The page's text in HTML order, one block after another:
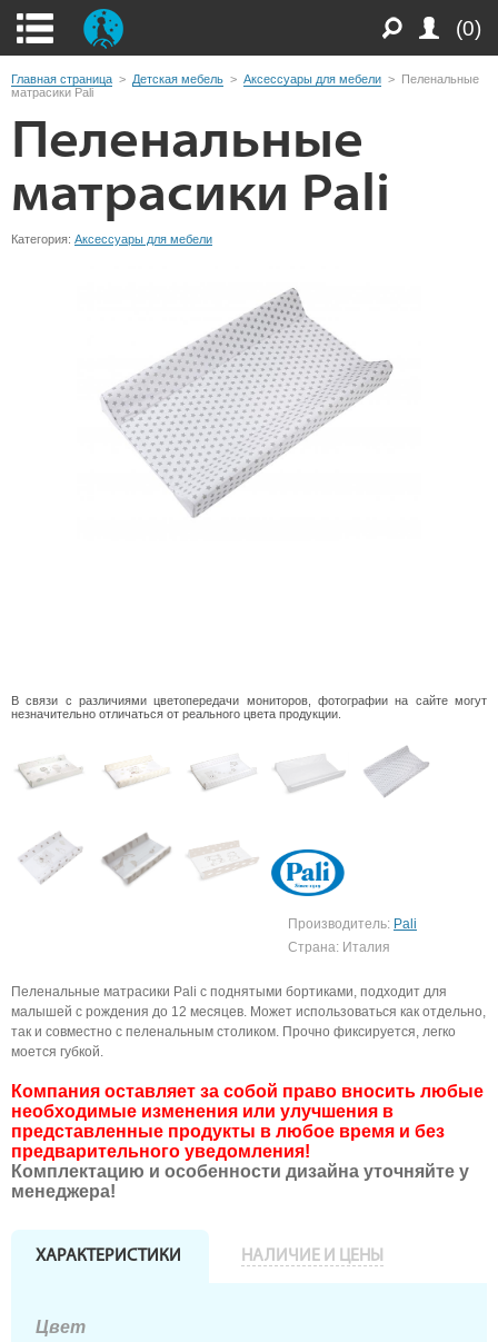
(0)
Главная страница > Детская мебель > Аксессуары для мебели > Пеленальные
матрасики Pali
Пеленальные
матрасики Pali
Категория: Аксессуары для мебели
В связи с различиями цветопередачи мониторов, фотографии на сайте могут
незначительно отличаться от реального цвета продукции.
Производитель: Pali
Страна: Италия
Пеленальные матрасики Pali с поднятыми бортиками, подходит для
малышей с рождения до 12 месяцев. Может использоваться как отдельно,
так и совместно с пеленальным столиком. Прочно фиксируется, легко
моется губкой.
Компания оставляет за собой право вносить любые
необходимые изменения или улучшения в
представленные продукты в любое время и без
предварительного уведомления!
Комплектацию и особенности дизайна уточняйте у
менеджера!
ХАРАКТЕРИСТИКИ НАЛИЧИЕ И ЦЕНЫ
Цвет